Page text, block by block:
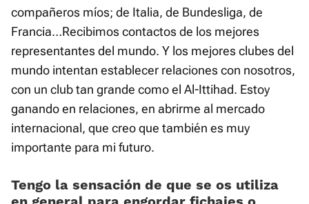
compañeros míos; de Italia, de Bundesliga, de
Francia…Recibimos contactos de los mejores
representantes del mundo. Y los mejores clubes del
mundo intentan establecer relaciones con nosotros,
con un club tan grande como el Al-Ittihad. Estoy
ganando en relaciones, en abrirme al mercado
internacional, que creo que también es muy
importante para mi futuro.
Tengo la sensación de que se os utiliza